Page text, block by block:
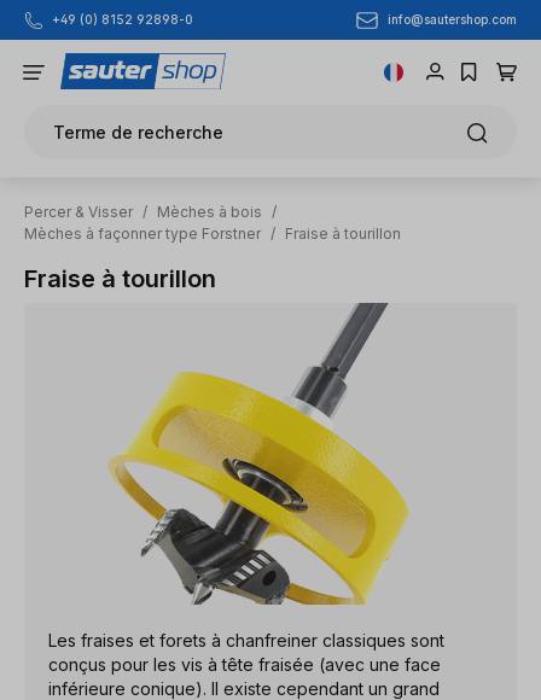
Passer au contenu principal
+49 (0) 8152 92898-0 info@sautershop.com
Terme de recherche
Percer & Visser / Mèches à bois
/
Mèches à façonner type Forstner / Fraise à tourillon
Fraise à tourillon
Les fraises et forets à chanfreiner classiques sont
conçus pour les vis à tête fraisée (avec une face
inférieure conique). Il existe cependant un grand